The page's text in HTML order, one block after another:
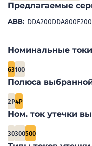
Предлагаемые
ABB: DDA200DDA800F200
Номинальные
63100
Полюса
2P4P
Ном. ток утечки
30300500